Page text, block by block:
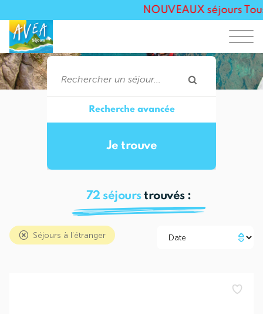
NOUVEAUX séjours
Recherche avancée
72 séjourstrouvés :
Séjours à l'étranger